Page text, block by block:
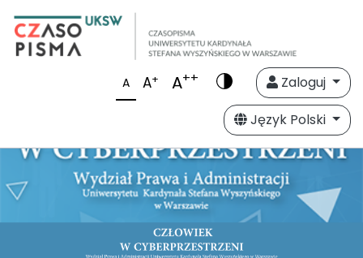
A A+ A++
Zaloguj
Język Polski